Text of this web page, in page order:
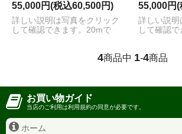
55,000円(税込60,500円)
詳しい説明は写真をクリック
して確認できます。20mで
55,000円
詳しい説明
して確認
4商品中 1-4商品
お買い物ガイド
当店のご利用は利用規約の同意が必要です。
ホーム